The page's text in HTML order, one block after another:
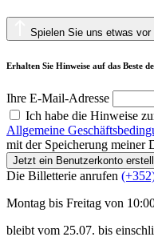
Spielen Sie uns etwas vor
Erhalten Sie Hinweise auf das Beste
Ihre E-Mail-Adresse
Ich habe die Hinweise
Allgemeine
mit der Speicherung meiner
Jetzt ein Benutzerkonto
Die Billetterie anrufen
Montag bis Freitag von
bleibt vom 25.07. bis